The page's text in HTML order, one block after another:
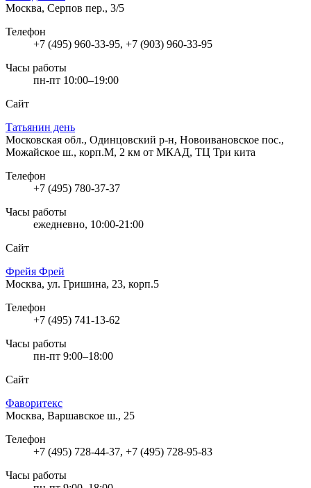
Москва, Серпов пер., 3/5
Телефон
+7 (495) 960-33-95, +7 (903) 960-33-95
Часы работы
пн-пт 10:00–19:00
Сайт
Татьянин день
Московская обл., Одинцовский р-н, Новоивановское пос.,
Можайское ш., корп.М, 2 км от МКАД, ТЦ Три кита
Телефон
+7 (495) 780-37-37
Часы работы
ежедневно, 10:00-21:00
Сайт
Фрейя Фрей
Москва, ул. Гришина, 23, корп.5
Телефон
+7 (495) 741-13-62
Часы работы
пн-пт 9:00–18:00
Сайт
Фаворитекс
Москва, Варшавское ш., 25
Телефон
+7 (495) 728-44-37, +7 (495) 728-95-83
Часы работы